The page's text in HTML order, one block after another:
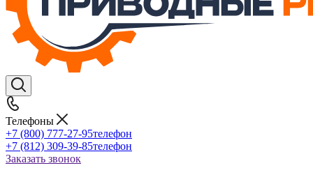
Телефоны
+7 (800) 777-27-95телефон
+7 (812) 309-39-85телефон
Заказать звонок